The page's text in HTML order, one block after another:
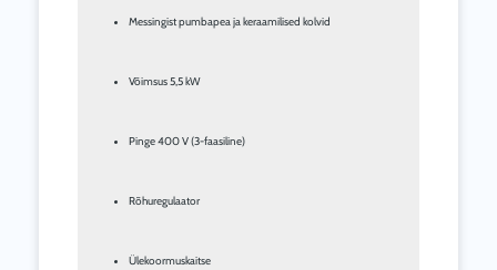
Messingist pumbapea ja keraamilised kolvid
Võimsus 5,5 kW
Pinge 400 V (3-faasiline)
Rõhuregulaator
Ülekoormuskaitse